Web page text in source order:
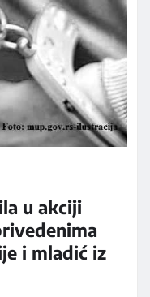
u akciji
i mladić iz